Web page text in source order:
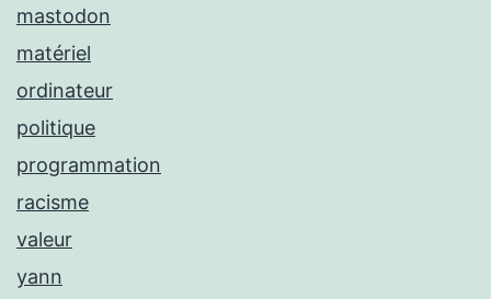
mastodon
matériel
ordinateur
politique
programmation
racisme
valeur
yann